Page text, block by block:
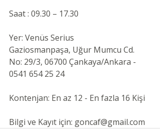
Saat : 09.30 – 17.30
Yer: Venüs Serius
Gaziosmanpaşa, Uğur Mumcu Cd.
No: 29/3, 06700 Çankaya/Ankara -
0541 654 25 24
Kontenjan: En az 12 - En fazla 16 Kişi
Bilgi ve Kayıt için: goncaf@gmail.com